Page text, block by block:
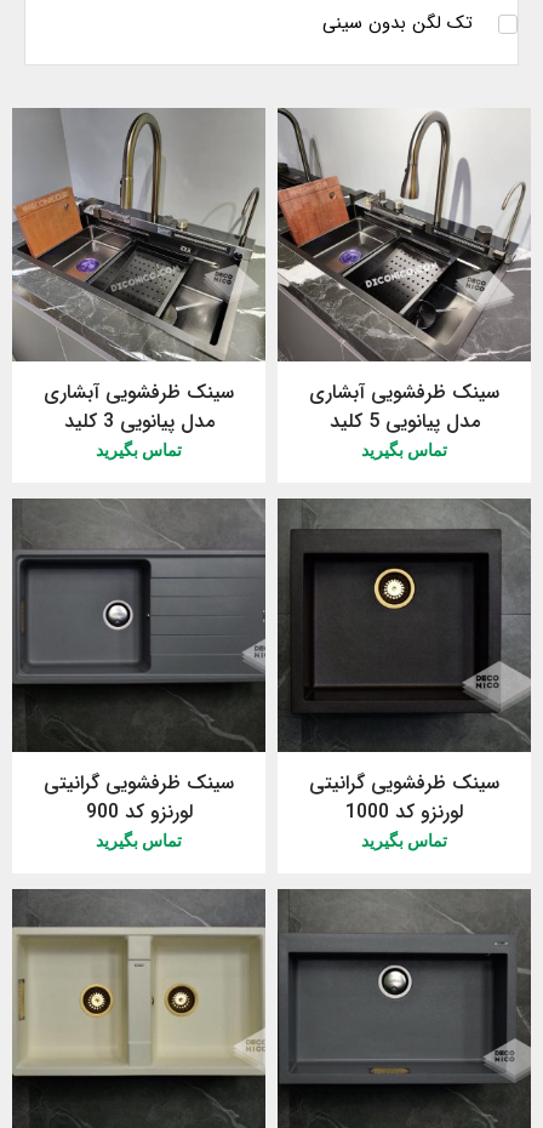
تک لگن بدون سینی
سینک ظرفشویی آبشاری
مدل پیانویی 5 کلید
تماس بگیرید
سینک ظرفشویی آبشاری
مدل پیانویی 3 کلید
تماس بگیرید
سینک ظرفشویی گرانیتی
لورنزو کد 1000
تماس بگیرید
سینک ظرفشویی گرانیتی
لورنزو کد 900
تماس بگیرید